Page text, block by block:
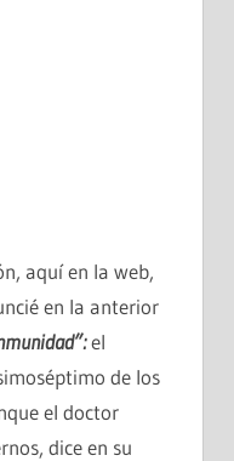
aquí en la web,
en la anterior
el
de los
el doctor
dice en su